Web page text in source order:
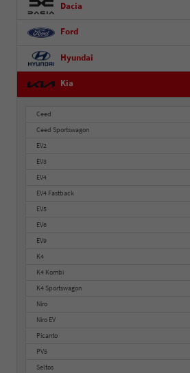
Dacia
Ford
Hyundai
Kia
Ceed
Ceed Sportswagon
EV2
EV3
EV4
EV4 Fastback
EV5
EV6
EV9
K4
K4 Kombi
K4 Sportswagon
Niro
Niro EV
Picanto
PV5
Seltos